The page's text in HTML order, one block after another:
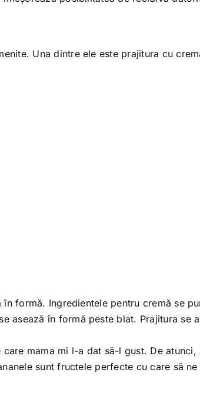
Una dintre ele este prajitura cu
formă. Ingredientele pentru cremă se
asează în formă peste blat. Prajitura se
mama mi l-a dat să-l gust. De
sunt fructele perfecte cu care să